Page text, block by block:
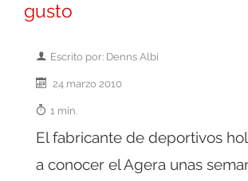
gusto
Escrito por: Denns Albi
24 marzo 2010
1 min.
El fabricante de deportivos
a conocer el Agera unas